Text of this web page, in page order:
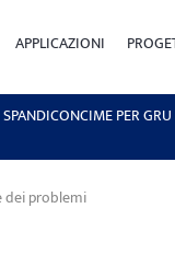
APPLICAZIONI
SPANDICONCIME PER GRU
dei problemi